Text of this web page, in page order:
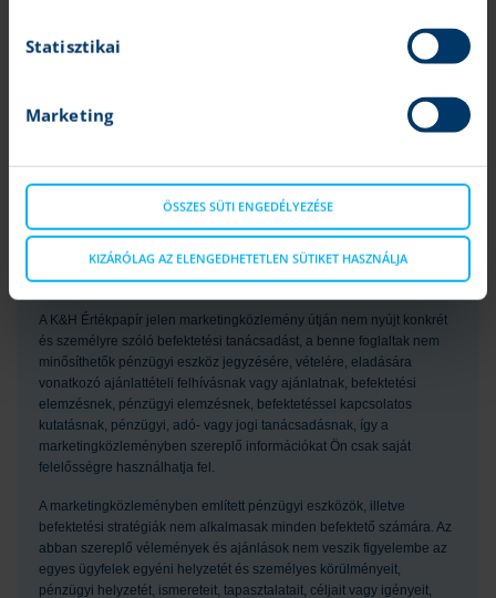
Statisztikai
Marketing
ÖSSZES SÜTI ENGEDÉLYEZÉSE
KIZÁRÓLAG AZ ELENGEDHETETLEN SÜTIKET HASZNÁLJA
lektorálást pedig a K&H Értékpapír munkavállalója végzi, így az
érintett marketingközlemény tartalma lényegében megegyezik az
A K&H Értékpapír semmilyen módon nem garantálja, hogy a
vizsgálat keretében értékeli a termékek jellemzőit, valamint az
révén megszerzett - információkat. Weboldalunk látogatói az
anyagainkban feltüntetett pénzügyi instrumentumok tekintetében az
azokban megjelölt célpiacon kívülre is eshetnek.
A K&H Értékpapír jelen marketingközlemény útján nem nyújt konkrét
és személyre szóló befektetési tanácsadást, a benne foglaltak nem
minősíthetők pénzügyi eszköz jegyzésére, vételére, eladására
vonatkozó ajánlattételi felhívásnak vagy ajánlatnak, befektetési
elemzésnek, pénzügyi elemzésnek, befektetéssel kapcsolatos
kutatásnak, pénzügyi, adó- vagy jogi tanácsadásnak, így a
marketingközleményben szereplő információkat Ön csak saját
felelősségre használhatja fel.
A marketingközleményben említett pénzügyi eszközök, illetve
befektetési stratégiák nem alkalmasak minden befektető számára. Az
abban szereplő vélemények és ajánlások nem veszik figyelembe az
egyes ügyfelek egyéni helyzetét és személyes körülményeit,
pénzügyi helyzetét, ismereteit, tapasztalatait, céljait vagy igényeit,